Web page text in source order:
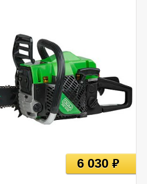
6 030руб